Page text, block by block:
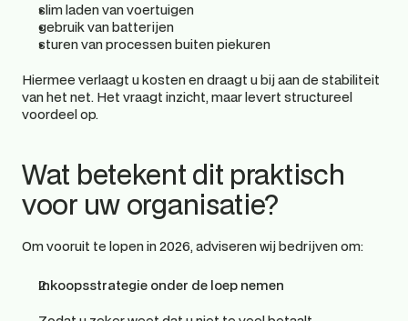
slim laden van voertuigen
gebruik van batterijen
sturen van processen buiten piekuren
Hiermee verlaagt u kosten en draagt u bij aan de stabiliteit
van het net. Het vraagt inzicht, maar levert structureel
voordeel op.
Wat betekent dit praktisch
voor uw organisatie?
Om vooruit te lopen in 2026, adviseren wij bedrijven om:
Inkoopsstrategie onder de loep nemen